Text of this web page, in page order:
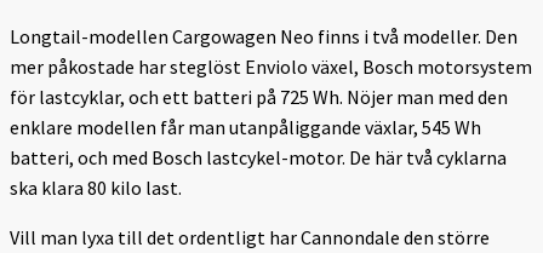
Longtail-modellen Cargowagen Neo finns i två modeller. Den
mer påkostade har steglöst Enviolo växel, Bosch motorsystem
för lastcyklar, och ett batteri på 725 Wh. Nöjer man med den
enklare modellen får man utanpåliggande växlar, 545 Wh
batteri, och med Bosch lastcykel-motor. De här två cyklarna
ska klara 80 kilo last.
Vill man lyxa till det ordentligt har Cannondale den större